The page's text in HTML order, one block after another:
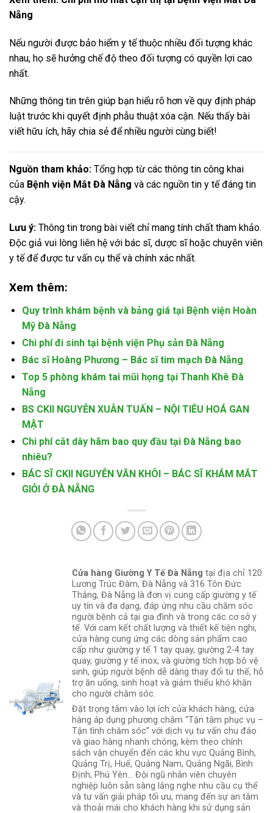
Nẵng
Nếu người được bảo hiểm y tế thuộc nhiều đối tượng khác
nhau, họ sẽ hưởng chế độ theo đối tượng có quyền lợi cao
nhất.
Những thông tin trên giúp bạn hiểu rõ hơn về quy định pháp
luật trước khi quyết định phẫu thuật xóa cận. Nếu thấy bài
viết hữu ích, hãy chia sẻ để nhiều người cùng biết!
Nguồn tham khảo: Tổng hợp từ các thông tin công khai
của Bệnh viện Mắt Đà Nẵng và các nguồn tin y tế đáng tin
cậy.
Lưu ý: Thông tin trong bài viết chỉ mang tính chất tham khảo.
Độc giả vui lòng liên hệ với bác sĩ, dược sĩ hoặc chuyên viên
y tế để được tư vấn cụ thể và chính xác nhất.
Xem thêm:
Quy trình khám bệnh và bảng giá tại Bệnh viện Hoàn
Mỹ Đà Nẵng
Chi phí đi sinh tại bệnh viện Phụ sản Đà Nẵng
Bác sĩ Hoàng Phương – Bác sĩ tim mạch Đà Nẵng
Top 5 phòng khám tai mũi họng tại Thanh Khê Đà
Nẵng
BS CKII NGUYỄN XUÂN TUẤN – NỘI TIÊU HOÁ GAN
MẬT
Chi phí cắt dây hãm bao quy đầu tại Đà Nẵng bao
nhiêu?
BÁC SĨ CKII NGUYỄN VĂN KHÔI – BÁC SĨ KHÁM MẮT
GIỎI Ở ĐÀ NẴNG
Cửa hàng Giường Y Tế Đà Nẵng tại địa chỉ 120
Lương Trúc Đàm, Đà Nẵng và 316 Tôn Đức
Thắng, Đà Nẵng là đơn vị cung cấp giường y tế
uy tín và đa dạng, đáp ứng nhu cầu chăm sóc
người bệnh cả tại gia đình và trong các cơ sở y
tế. Với cam kết chất lượng và thiết kế tiện nghi,
cửa hàng cung ứng các dòng sản phẩm cao
cấp như giường y tế 1 tay quay, giường 2-4 tay
quay, giường y tế inox, và giường tích hợp bô vệ
sinh, giúp người bệnh dễ dàng thay đổi tư thế, hỗ
trợ ăn uống, sinh hoạt và giảm thiểu khó khăn
cho người chăm sóc.
Đặt trọng tâm vào lợi ích của khách hàng, cửa
hàng áp dụng phương châm “Tận tâm phục vụ –
Tận tình chăm sóc” với dịch vụ tư vấn chu đáo
và giao hàng nhanh chóng, kèm theo chính
sách vận chuyển đến các khu vực Quảng Bình,
Quảng Trị, Huế, Quảng Nam, Quảng Ngãi, Bình
Định, Phú Yên... Đội ngũ nhân viên chuyên
nghiệp luôn sẵn sàng lắng nghe nhu cầu cụ thể
và tư vấn giải pháp tối ưu, mang đến sự an tâm
và thoải mái cho khách hàng khi sử dụng sản